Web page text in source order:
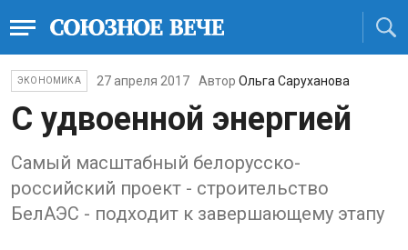
ЭКОНОМИКА 27 апреля 2017 Автор Ольга Саруханова
С удвоенной энергией
Самый масштабный белорусско-
российский проект - строительство
БелАЭС - подходит к завершающему этапу